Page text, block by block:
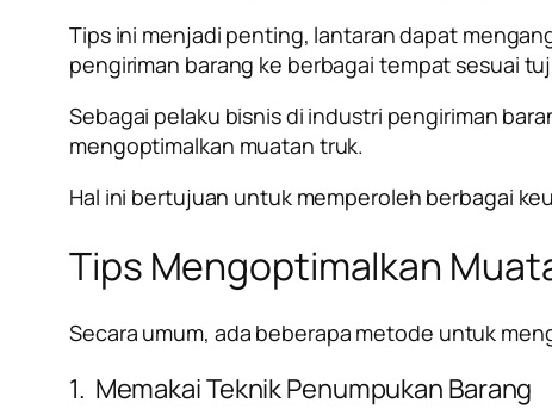
Tips ini menjadi penting, lantaran dapat
pengiriman barang ke berbagai tempat sesuai
Sebagai pelaku bisnis di industri pengiriman
mengoptimalkan muatan truk.
Hal ini bertujuan untuk memperoleh berbagai
Tips Mengoptimalkan
Secara umum, ada beberapa metode untuk
1. Memakai Teknik Penumpukan Barang